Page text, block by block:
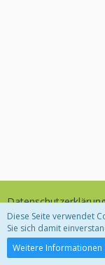
Diese Seite verwendet
Sie sich damit
Weitere Informationen